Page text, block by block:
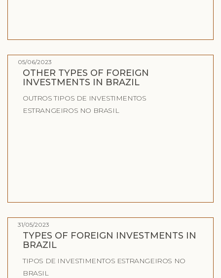
05/06/2023
OTHER TYPES OF FOREIGN
INVESTMENTS IN BRAZIL
OUTROS TIPOS DE INVESTIMENTOS
ESTRANGEIROS NO BRASIL
31/05/2023
TYPES OF FOREIGN INVESTMENTS IN
BRAZIL
TIPOS DE INVESTIMENTOS ESTRANGEIROS NO
BRASIL